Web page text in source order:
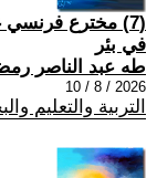
(7) مخترع فرنسي
في بئر
طه عبد الناصر
2026 / 8 / 10
التربية والتعليم